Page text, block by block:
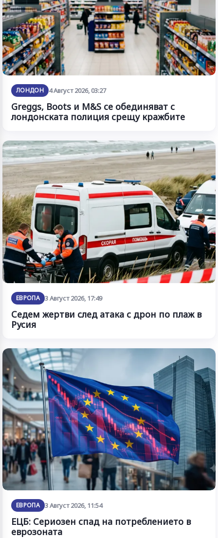
ЛОНДОН 4 Август 2026, 03:27
Greggs, Boots и M&S се обединяват с
лондонската полиция срещу кражбите
ЕВРОПА 3 Август 2026, 17:49
Седем жертви след атака с дрон по плаж в
Русия
ЕВРОПА 3 Август 2026, 11:54
ЕЦБ: Сериозен спад на потреблението в
еврозоната